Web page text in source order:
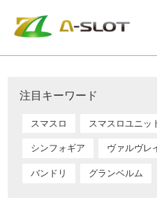
注目キーワード
スマスロ スマスロユニッ
シンフォギア ヴァルヴレ
バンドリ グランベルム